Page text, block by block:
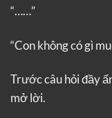
“……”
“Con không có gì
Trước câu hỏi đầy
mở lời.